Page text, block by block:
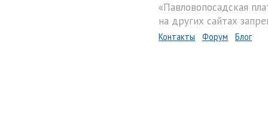
«Павловопосадская
на других сайтах
Контакты Форум Блог